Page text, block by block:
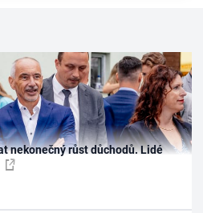
nekonečný růst důchodů. Lidé